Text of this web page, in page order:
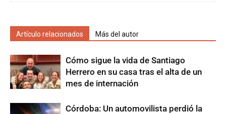
Artículo relacionados Más del autor
Cómo sigue la vida de Santiago
Herrero en su casa tras el alta de un
mes de internación
Córdoba: Un automovilista perdió la